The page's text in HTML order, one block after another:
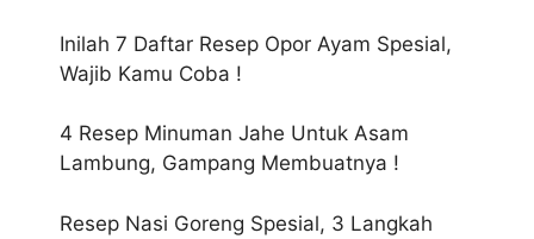
Inilah 7 Daftar Resep Opor Ayam Spesial,
Wajib Kamu Coba !
4 Resep Minuman Jahe Untuk Asam
Lambung, Gampang Membuatnya !
Resep Nasi Goreng Spesial, 3 Langkah